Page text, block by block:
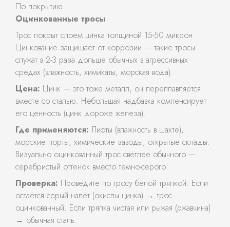
По покрытию
Оцинкованные тросы
Трос покрыт слоем цинка толщиной 15-50 микрон.
Цинкование защищает от коррозии — такие тросы
служат в 2-3 раза дольше обычных в агрессивных
средах (влажность, химикаты, морская вода).
Цена: Цинк — это тоже металл, он переплавляется
вместе со сталью. Небольшая надбавка компенсирует
его ценность (цинк дороже железа).
Где применяются: Лифты (влажность в шахте),
морские порты, химические заводы, открытые склады.
Визуально оцинкованный трос светлее обычного —
серебристый оттенок вместо тёмно-серого.
Проверка: Проведите по тросу белой тряпкой. Если
остаётся серый налёт (окислы цинка) → трос
оцинкованный. Если тряпка чистая или рыжая (ржавчина)
→ обычная сталь.